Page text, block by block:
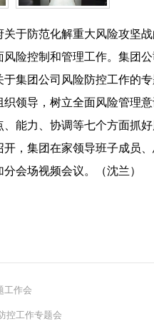
防范化解重大风险攻坚战
险控制和管理工作。集团
团公司风险防控工作的专
领导，树立全面风险管理
能力、协调等七个方面抓好
集团在家领导班子成员、
会场视频会议。（沈兰）
工作会
控工作专题会